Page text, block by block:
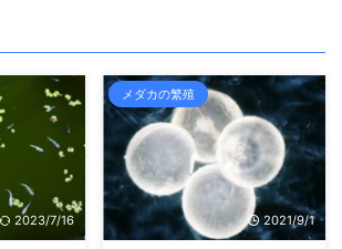
2023/7/16
メダカの繁殖
2021/9/1